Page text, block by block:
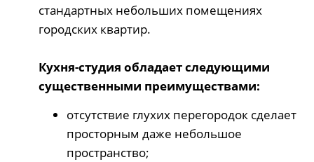
стандартных небольших помещениях
городских квартир.
Кухня-студия обладает следующими
существенными преимуществами:
отсутствие глухих перегородок сделает
просторным даже небольшое
пространство;